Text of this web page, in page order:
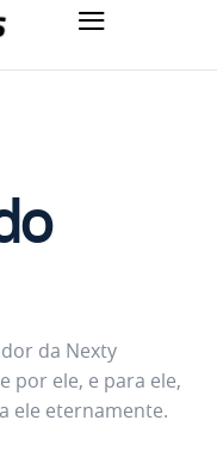
da Nexty
por ele, e para ele,
ele eternamente.